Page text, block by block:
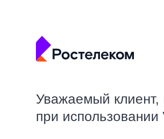
Уважаемый клиент,
при